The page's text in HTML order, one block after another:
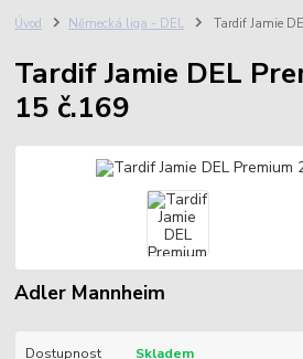
Úvod Německá liga - DEL Tardif Jamie
Tardif Jamie DEL
15 č.169
Adler Mannheim
Dostupnost Skladem